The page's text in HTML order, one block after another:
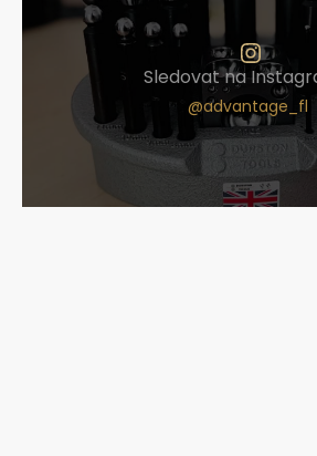
Sledovat na